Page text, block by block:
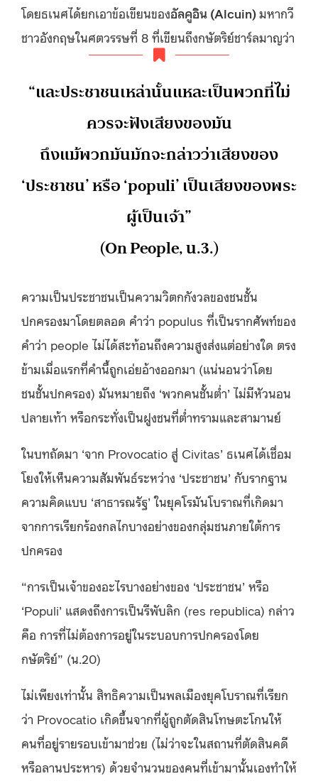
โดยธเนศได้ยกเอาข้อเขียนของอัลคูอิน (Alcuin)มหากวี
ชาวอังกฤษในศตวรรษที่ 8 ที่เขียนถึงกษัตริย์ชาร์ลมาญว่า
“และประชาชนเหล่านั้นแหละเป็นพวกที่ไม่
ควรจะฟังเสียงของมัน
ถึงแม้พวกมันมักจะกล่าวว่าเสียงของ
‘ประชาชน’ หรือ ‘populi’ เป็นเสียงของพระ
ผู้เป็นเจ้า”
(On People, น.3.)
ความเป็นประชาชนเป็นความวิตกกังวลของชนชั้น
ปกครองมาโดยตลอด คำว่า populus ที่เป็นรากศัพท์ของ
คำว่า people ไม่ได้สะท้อนถึงความสูงส่งแต่อย่างใด ตรง
ข้ามเมื่อแรกที่คำนี้ถูกเอ่ยอ้างออกมา (แน่นอนว่าโดย
ชนชั้นปกครอง) มันหมายถึง ‘พวกคนชั้นต่ำ’ ไม่มีหัวนอน
ปลายเท้า หรือกระทั่งเป็นฝูงชนที่ต่ำทรามและสามานย์
ในบทถัดมา ‘จาก Provocatio สู่ Civitas’ ธเนศได้เชื่อม
โยงให้เห็นความสัมพันธ์ระหว่าง ‘ประชาชน’ กับรากฐาน
ความคิดแบบ ‘สาธารณรัฐ’ ในยุคโรมันโบราณที่เกิดมา
จากการเรียกร้องกลไกบางอย่างของกลุ่มชนภายใต้การ
ปกครอง
“การเป็นเจ้าของอะไรบางอย่างของ ‘ประชาชน’ หรือ
‘Populi’ แสดงถึงการเป็นรีพับลิก (res republica) กล่าว
คือ การที่ไม่ต้องการอยู่ในระบอบการปกครองโดย
กษัตริย์” (น.20)
ไม่เพียงเท่านั้น สิทธิความเป็นพลเมืองยุคโบราณที่เรียก
ว่า Provocatio เกิดขึ้นจากที่ผู้ถูกตัดสินโทษตะโกนให้
คนที่อยู่รายรอบเข้ามาช่วย (ไม่ว่าจะในสถานที่ตัดสินคดี
หรือลานประหาร) ด้วยจำนวนของคนที่เข้ามานั้นเองทำให้